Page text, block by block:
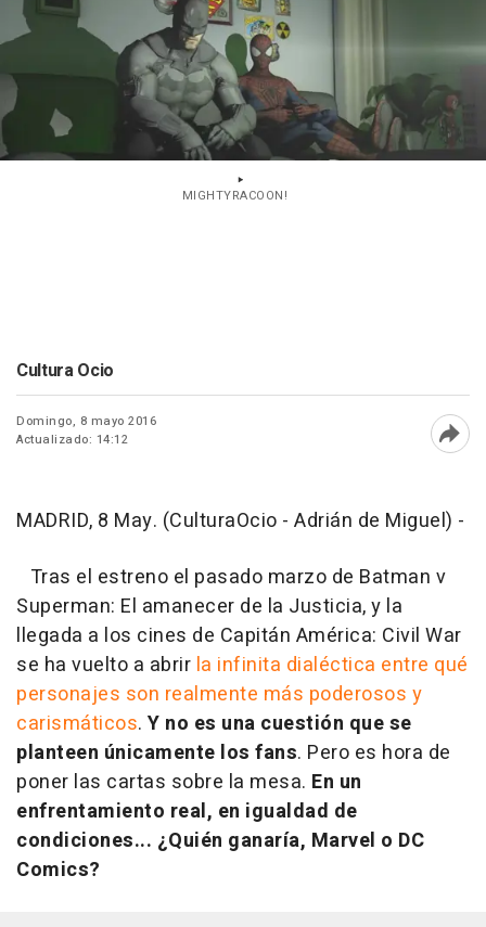
MIGHTYRACOON!
Cultura Ocio
Domingo, 8 mayo 2016
Actualizado: 14:12
MADRID, 8 May. (CulturaOcio - Adrián de Miguel) -
Tras el estreno el pasado marzo de Batman v
Superman: El amanecer de la Justicia, y la
llegada a los cines de Capitán América: Civil War
se ha vuelto a abrir la infinita dialéctica entre qué
personajes son realmente más poderosos y
carismáticos. Y no es una cuestión que se
planteen únicamente los fans. Pero es hora de
poner las cartas sobre la mesa. En un
enfrentamiento real, en igualdad de
condiciones... ¿Quién ganaría, Marvel o DC
Comics?